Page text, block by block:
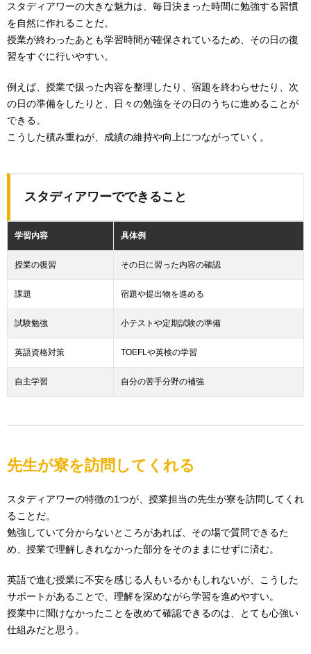
スタディアワーの大きな魅力は、毎日決まった時間に勉強する習慣
を自然に作れることだ。
授業が終わったあとも学習時間が確保されているため、その日の復
習をすぐに行いやすい。
例えば、授業で扱った内容を整理したり、宿題を終わらせたり、次
の日の準備をしたりと、日々の勉強をその日のうちに進めることが
できる。
こうした積み重ねが、成績の維持や向上につながっていく。
スタディアワーでできること
学習内容 具体例
授業の復習 その日に習った内容の確認
課題 宿題や提出物を進める
試験勉強 小テストや定期試験の準備
英語資格対策 TOEFLや英検の学習
自主学習 自分の苦手分野の補強
先生が寮を訪問してくれる
スタディアワーの特徴の1つが、授業担当の先生が寮を訪問してくれ
ることだ。
勉強していて分からないところがあれば、その場で質問できるた
め、授業で理解しきれなかった部分をそのままにせずに済む。
英語で進む授業に不安を感じる人もいるかもしれないが、こうした
サポートがあることで、理解を深めながら学習を進めやすい。
授業中に聞けなかったことを改めて確認できるのは、とても心強い
仕組みだと思う。